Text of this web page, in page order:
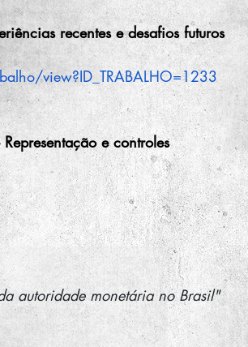
recentes e desafios futuros
view?ID_TRABALHO=1233
Representação e controles
autoridade monetária no Brasil"